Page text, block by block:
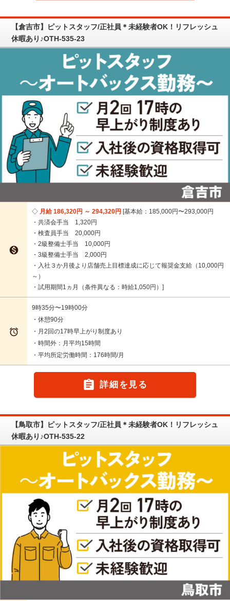
【倉吉市】ピットスタッフ/正社員＊未経験者OK！リフレッシュ
休暇あり♪OTH-535-23

月給 186,320円 ～ 294,320円 基本給：185,000円〜293,000円
・共済会手当 1,320円
・検査員手当 20,000円
・2級整備士手当 10,000円
・3級整備士手当 2,000円
・入社３か月後より店舗売上目標達成に応じて報奨金支給（10,000円
～）
・試用期間1ヵ月（条件異なる：時給1,050円）

9時35分〜19時00分
・休憩90分
・月2回の17時早上がり制度あり
・時間外：月平均15時間
・平均所定労働時間：176時間/月
 詳細を見る
【鳥取市】ピットスタッフ/正社員＊未経験者OK！リフレッシュ
休暇あり♪OTH-535-22